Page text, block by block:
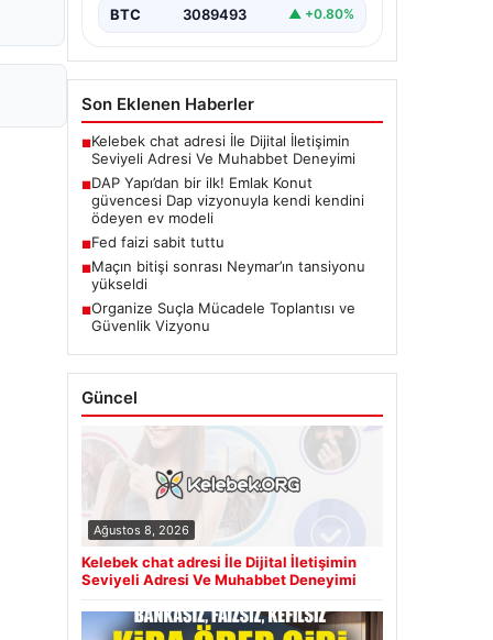
BTC 3089493 ▲ +0.80%
Son Eklenen Haberler
■Kelebek chat adresi İle Dijital İletişimin
Seviyeli Adresi Ve Muhabbet Deneyimi
■DAP Yapı’dan bir ilk! Emlak Konut
güvencesi Dap vizyonuyla kendi kendini
ödeyen ev modeli
■Fed faizi sabit tuttu
■Maçın bitişi sonrası Neymar’ın tansiyonu
yükseldi
■Organize Suçla Mücadele Toplantısı ve
Güvenlik Vizyonu
Güncel
Ağustos 8, 2026
Kelebek chat adresi İle Dijital İletişimin
Seviyeli Adresi Ve Muhabbet Deneyimi